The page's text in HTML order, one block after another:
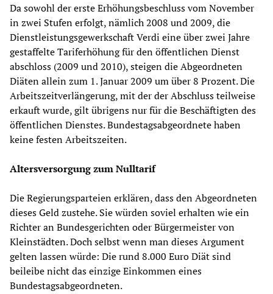
Da sowohl der erste Erhöhungsbeschluss vom November
in zwei Stufen erfolgt, nämlich 2008 und 2009, die
Dienstleistungsgewerkschaft Verdi eine über zwei Jahre
gestaffelte Tariferhöhung für den öffentlichen Dienst
abschloss (2009 und 2010), steigen die Abgeordneten
Diäten allein zum 1. Januar 2009 um über 8 Prozent. Die
Arbeitszeitverlängerung, mit der der Abschluss teilweise
erkauft wurde, gilt übrigens nur für die Beschäftigten des
öffentlichen Dienstes. Bundestagsabgeordnete haben
keine festen Arbeitszeiten.
Altersversorgung zum Nulltarif
Die Regierungsparteien erklären, dass den Abgeordneten
dieses Geld zustehe. Sie würden soviel erhalten wie ein
Richter an Bundesgerichten oder Bürgermeister von
Kleinstädten. Doch selbst wenn man dieses Argument
gelten lassen würde: Die rund 8.000 Euro Diät sind
beileibe nicht das einzige Einkommen eines
Bundestagsabgeordneten.